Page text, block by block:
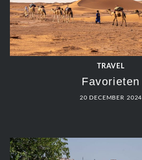
TRAVEL
Favorieten
20 DECEMBER 2024